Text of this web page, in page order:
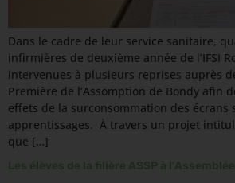
Dans le cadre de leur service sanitaire,
infirmières de deuxième année de l’IFSI
intervenues à plusieurs reprises auprès
Première de l’Assomption de Bondy afin
effets de la surconsommation des écrans
apprentissages. À travers un projet
que […]
Les élèves de la filière ASSP à